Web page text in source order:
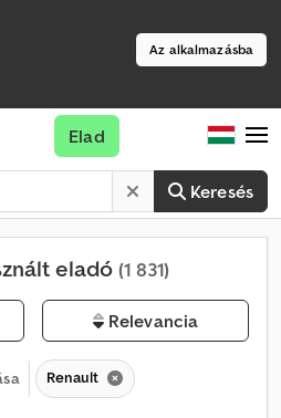
Az alkalmazásba
Keresés
Elad
eladó (1 831)
Relevancia
Renault